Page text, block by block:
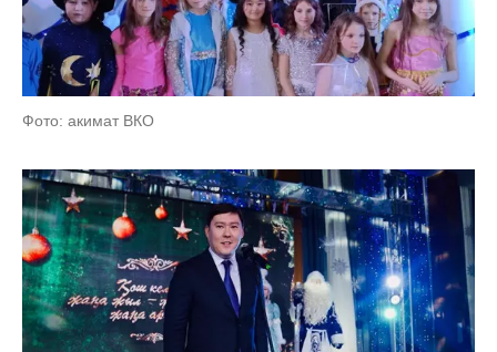
Фото: акимат ВКО